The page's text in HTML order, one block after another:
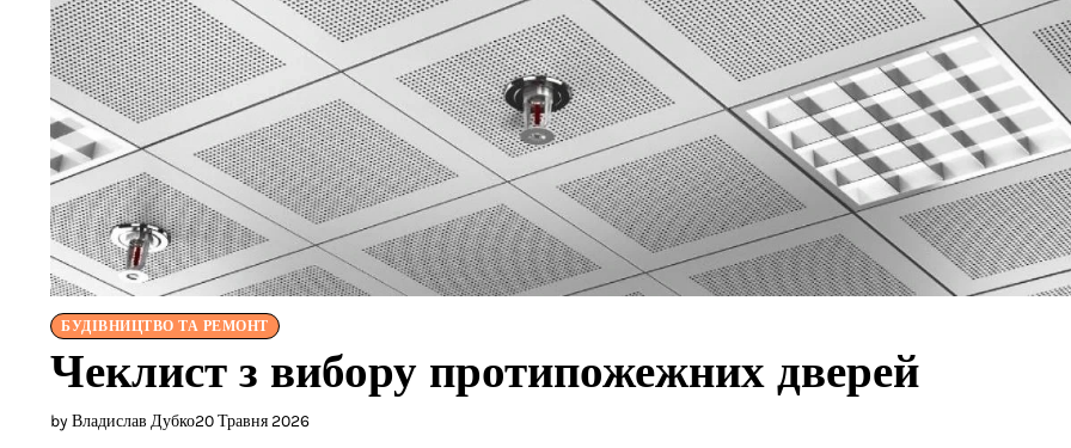
БУДІВНИЦТВО ТА РЕМОНТ
Чеклист з вибору протипожежних дверей
by Владислав Дубко20 Травня 2026